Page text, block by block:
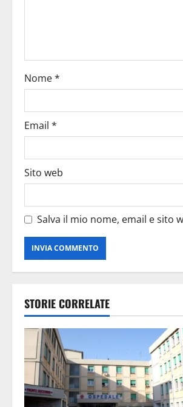
Nome*
Email *
Sito web
Salva il mio nome, email e sito
STORIE CORRELATE